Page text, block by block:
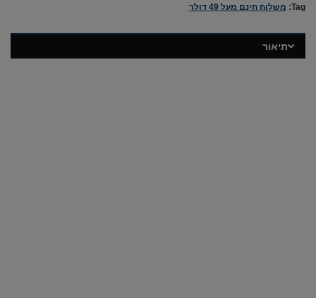
Tag: משלוח חינם מעל 49 דולר
תיאור